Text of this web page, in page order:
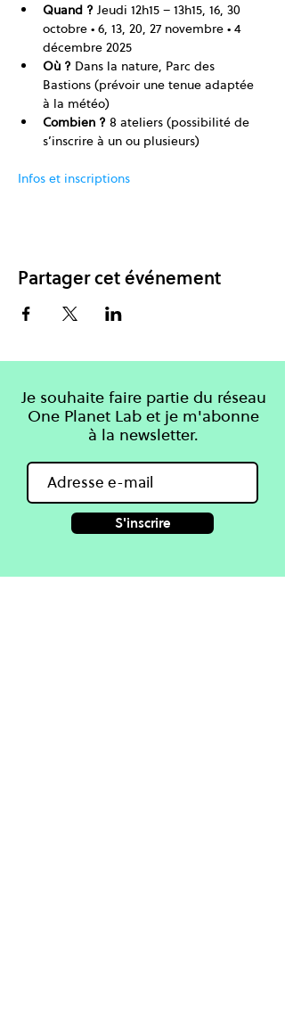
Quand ? Jeudi 12h15 – 13h15, 16, 30
octobre • 6, 13, 20, 27 novembre • 4
décembre 2025
Où ? Dans la nature, Parc des
Bastions (prévoir une tenue adaptée
à la météo)
Combien ? 8 ateliers (possibilité de
s’inscrire à un ou plusieurs)
Infos et inscriptions
Partager cet événement
Je souhaite faire partie du réseau
One Planet Lab et je m'abonne
à la newsletter.
S'inscrire